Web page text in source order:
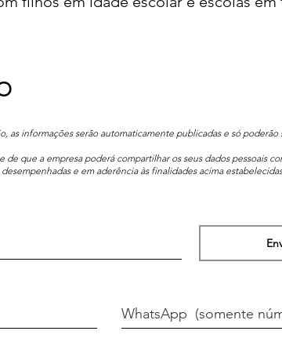
as informações serão automaticamente publicadas e só
que a empresa poderá compartilhar os seus dados pessoais
e em aderência às finalidades acima